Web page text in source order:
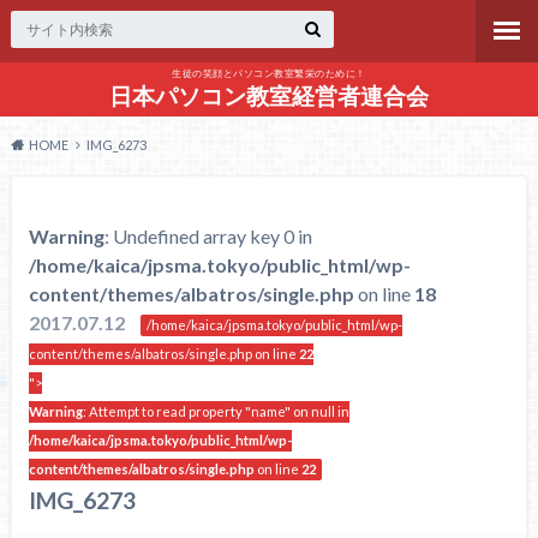
生徒の笑顔とパソコン教室繁栄のために！
日本パソコン教室経営者連合会
HOME IMG_6273
Warning: Undefined array key 0 in
/home/kaica/jpsma.tokyo/public_html/wp-
content/themes/albatros/single.php on line 18
2017.07.12
/home/kaica/jpsma.tokyo/public_html/wp-
content/themes/albatros/single.php on line 22
">
Warning: Attempt to read property "name" on null in
/home/kaica/jpsma.tokyo/public_html/wp-
content/themes/albatros/single.php on line 22
IMG_6273